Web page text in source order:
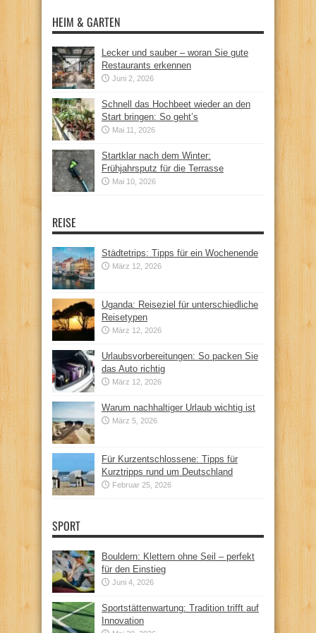
HEIM & GARTEN
Lecker und sauber – woran Sie gute
Restaurants erkennen
Juni 2, 2026
Schnell das Hochbeet wieder an den
Start bringen: So geht’s
Mai 11, 2026
Startklar nach dem Winter:
Frühjahrsputz für die Terrasse
Mai 10, 2026
REISE
Städtetrips: Tipps für ein Wochenende
März 12, 2026
Uganda: Reiseziel für unterschiedliche
Reisetypen
März 12, 2026
Urlaubsvorbereitungen: So packen Sie
das Auto richtig
März 12, 2026
Warum nachhaltiger Urlaub wichtig ist
März 5, 2026
Für Kurzentschlossene: Tipps für
Kurztripps rund um Deutschland
Februar 25, 2026
SPORT
Bouldern: Klettern ohne Seil – perfekt
für den Einstieg
Juni 4, 2026
Sportstättenwartung: Tradition trifft auf
Innovation